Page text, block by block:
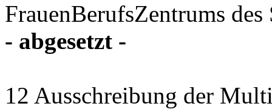
FrauenBerufsZentrums des
- abgesetzt -
12 Ausschreibung der